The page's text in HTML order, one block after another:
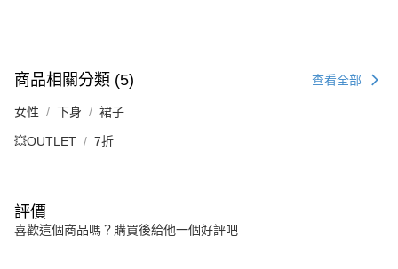
商品相關分類 (5) 查看全部
女性 下身 裙子
💥OUTLET 7折
評價
喜歡這個商品嗎？購買後給他一個好評吧